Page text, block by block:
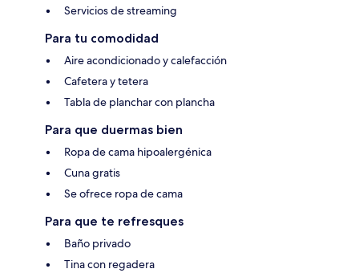
Servicios de streaming
Para tu comodidad
Aire acondicionado y calefacción
Cafetera y tetera
Tabla de planchar con plancha
Para que duermas bien
Ropa de cama hipoalergénica
Cuna gratis
Se ofrece ropa de cama
Para que te refresques
Baño privado
Tina con regadera